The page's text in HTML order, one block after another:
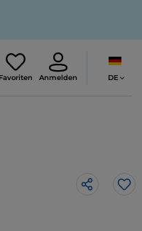
Favoriten Anmelden DE
Like